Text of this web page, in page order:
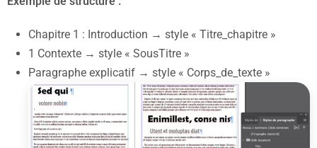
Chapitre 1 : Introduction → style « Titre_chapitre »
1 Contexte → style « SousTitre »
Paragraphe explicatif → style « Corps_de_texte »